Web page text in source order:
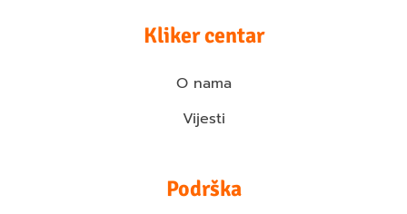
Kliker centar
O nama
Vijesti
Podrška